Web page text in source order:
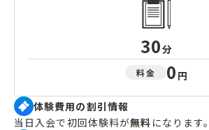
30分
料金 0 円
体験費用の割引情報
当日入会で初回体験料が無料 になります。